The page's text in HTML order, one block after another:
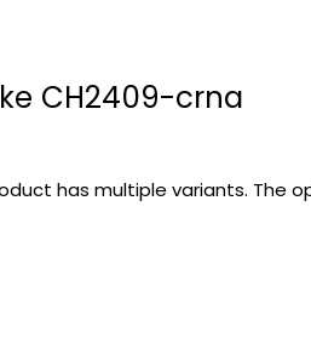
CH2409-crna
has multiple variants. The